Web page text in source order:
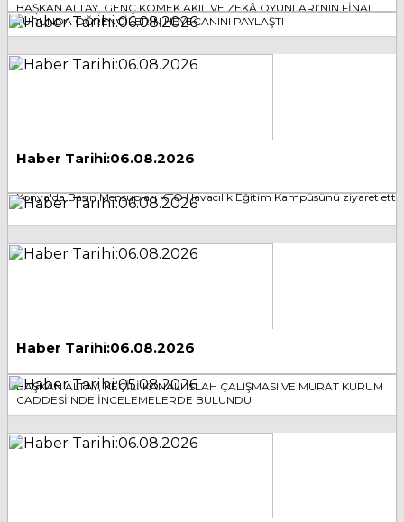
BAŞKAN ALTAY, GENÇ KOMEK AKIL VE ZEKÂ OYUNLARI’NIN FİNAL
TURUNDA ÖĞRENCİLERİN HEYECANINI PAYLAŞTI
Haber Tarihi:06.08.2026
Konya'da Basın Mensupları KTO Havacılık Eğitim Kampüsünü ziyaret etti
Haber Tarihi:06.08.2026
BAŞKAN ALTAY, KEÇİLİ KANALI ISLAH ÇALIŞMASI VE MURAT KURUM
CADDESİ’NDE İNCELEMELERDE BULUNDU